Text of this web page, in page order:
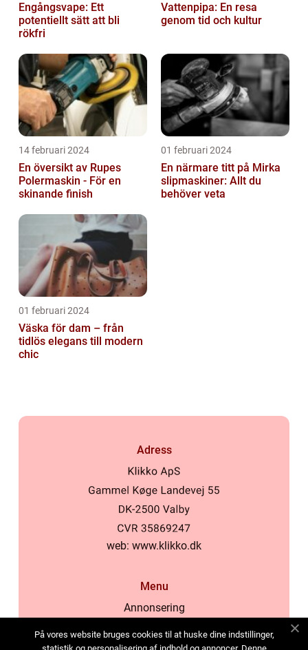
Engångsvape: Ett
potentiellt sätt att bli
rökfri
Vattenpipa: En resa
genom tid och kultur
14 februari 2024
En översikt av Rupes
Polermaskin - För en
skinande finish
01 februari 2024
En närmare titt på Mirka
slipmaskiner: Allt du
behöver veta
01 februari 2024
Väska för dam – från
tidlös elegans till modern
chic
Adress
web: www.klikko.dk
Menu
Annonsering
Cookies
På vores website bruges cookies til at huske dine indstillinger,